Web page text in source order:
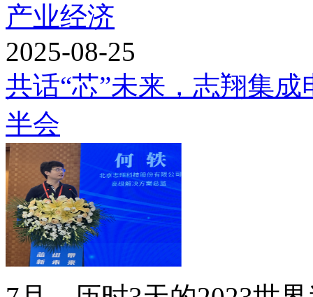
产业经济
2025-08-25
共话“芯”未来，志翔集
半会